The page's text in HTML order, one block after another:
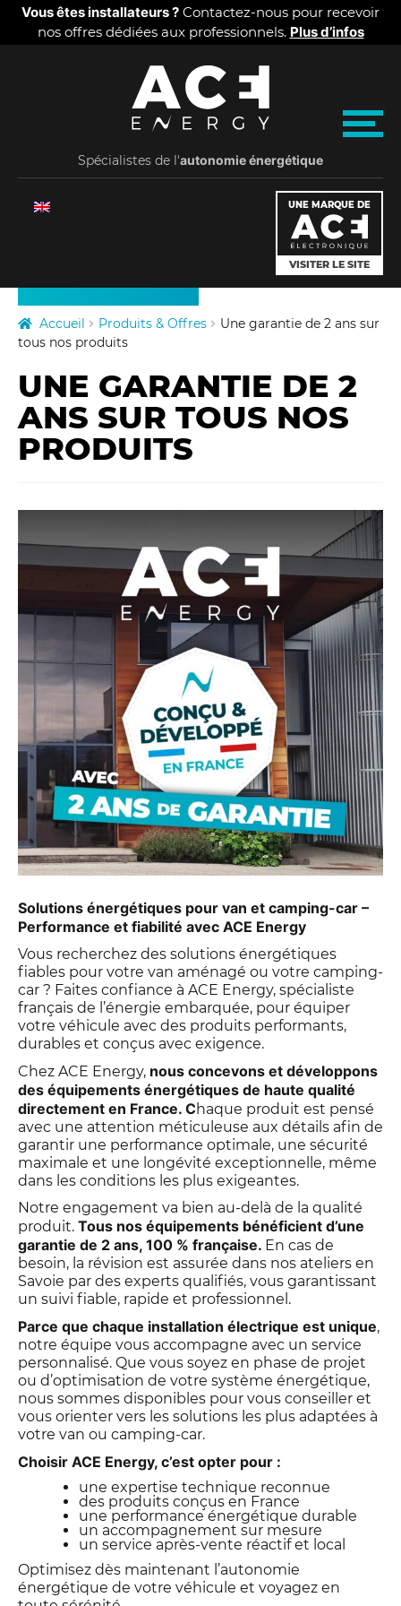
Vous êtes installateurs ? Contactez-nous pour recevoir
nos offres dédiées aux professionnels. Plus d’infos
A
C
E
e
r
g
y
Spécialistes de l'autonomie énergétique
M
u
UNE MARQUE DE
VISITER LE SITE
Accueil Produits & Offres
Une garantie de 2 ans sur
tous nos produits
UNE GARANTIE DE 2
ANS SUR TOUS NOS
PRODUITS
Solutions énergétiques pour van et camping-car –
Performance et fiabilité avec ACE Energy
Vous recherchez des solutions énergétiques
fiables pour votre van aménagé ou votre camping-
car ? Faites confiance à ACE Energy, spécialiste
français de l’énergie embarquée, pour équiper
votre véhicule avec des produits performants,
durables et conçus avec exigence.
Chez ACE Energy, nous concevons et développons
des équipements énergétiques de haute qualité
directement en France. Chaque produit est pensé
avec une attention méticuleuse aux détails afin de
garantir une performance optimale, une sécurité
maximale et une longévité exceptionnelle, même
dans les conditions les plus exigeantes.
Notre engagement va bien au-delà de la qualité
produit. Tous nos équipements bénéficient d’une
garantie de 2 ans, 100 % française. En cas de
besoin, la révision est assurée dans nos ateliers en
Savoie par des experts qualifiés, vous garantissant
un suivi fiable, rapide et professionnel.
Parce que chaque installation électrique est unique,
notre équipe vous accompagne avec un service
personnalisé. Que vous soyez en phase de projet
ou d’optimisation de votre système énergétique,
nous sommes disponibles pour vous conseiller et
vous orienter vers les solutions les plus adaptées à
votre van ou camping-car.
Choisir ACE Energy, c’est opter pour :
une expertise technique reconnue
des produits conçus en France
une performance énergétique durable
un accompagnement sur mesure
un service après-vente réactif et local
Optimisez dès maintenant l’autonomie
énergétique de votre véhicule et voyagez en
Panneau de gestion des cookies